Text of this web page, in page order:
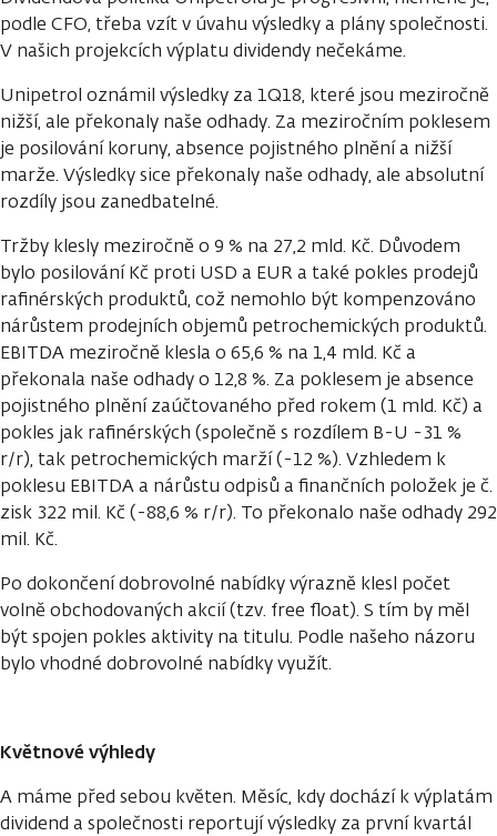
podle CFO, třeba vzít v úvahu výsledky a plány společnosti.
V našich projekcích výplatu dividendy nečekáme.
Unipetrol oznámil výsledky za 1Q18, které jsou meziročně
nižší, ale překonaly naše odhady. Za meziročním poklesem
je posilování koruny, absence pojistného plnění a nižší
marže. Výsledky sice překonaly naše odhady, ale absolutní
rozdíly jsou zanedbatelné.
Tržby klesly meziročně o 9 % na 27,2 mld. Kč. Důvodem
bylo posilování Kč proti USD a EUR a také pokles prodejů
rafinérských produktů, což nemohlo být kompenzováno
nárůstem prodejních objemů petrochemických produktů.
EBITDA meziročně klesla o 65,6 % na 1,4 mld. Kč a
překonala naše odhady o 12,8 %. Za poklesem je absence
pojistného plnění zaúčtovaného před rokem (1 mld. Kč) a
pokles jak rafinérských (společně s rozdílem B-U -31 %
r/r), tak petrochemických marží (-12 %). Vzhledem k
poklesu EBITDA a nárůstu odpisů a finančních položek je č.
zisk 322 mil. Kč (-88,6 % r/r). To překonalo naše odhady 292
mil. Kč.
Po dokončení dobrovolné nabídky výrazně klesl počet
volně obchodovaných akcií (tzv. free float). S tím by měl
být spojen pokles aktivity na titulu. Podle našeho názoru
bylo vhodné dobrovolné nabídky využít.
Květnové výhledy
A máme před sebou květen. Měsíc, kdy dochází k výplatám
dividend a společnosti reportují výsledky za první kvartál